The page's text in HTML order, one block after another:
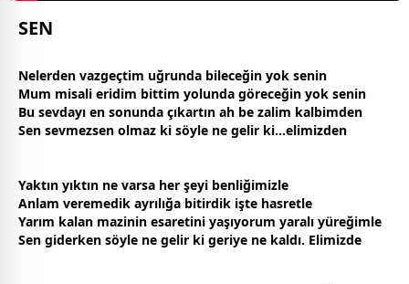
SEN
Nelerden vazgeçtim uğrunda bileceğin yok senin
Mum misali eridim bittim yolunda göreceğin yok senin
Bu sevdayı en sonunda çıkartın ah be zalim kalbimden
Sen sevmezsen olmaz ki söyle ne gelir ki...elimizden
Yaktın yıktın ne varsa her şeyi benliğimizle
Anlam veremedik ayrılığa bitirdik işte hasretle
Yarım kalan mazinin esaretini yaşıyorum yaralı yüreğimle
Sen giderken söyle ne gelir ki geriye ne kaldı. Elimizde